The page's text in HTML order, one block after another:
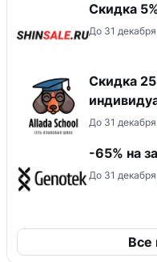
Скидка
До 31
Скидка
До 31
-65% на
До 31
Все